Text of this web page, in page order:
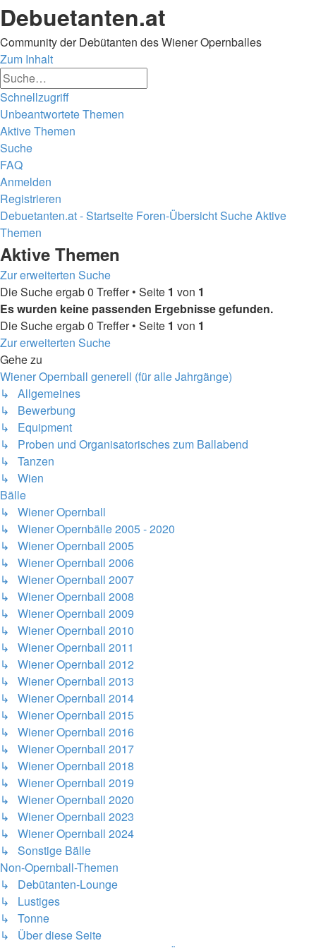
Debuetanten.at
Community der Debütanten des Wiener Opernballes
Zum Inhalt
Schnellzugriff
Unbeantwortete Themen
Aktive Themen
Suche
FAQ
Anmelden
Registrieren
Debuetanten.at - Startseite Foren-ÜbersichtSucheAktive
Themen
Suche
Aktive Themen
Zur erweiterten Suche
Die Suche ergab 0 Treffer • Seite 1 von 1
Es wurden keine passenden Ergebnisse gefunden.
Die Suche ergab 0 Treffer • Seite 1 von 1
Zur erweiterten Suche
Gehe zu
Wiener Opernball generell (für alle Jahrgänge)
↳ Allgemeines
↳ Bewerbung
↳ Equipment
↳ Proben und Organisatorisches zum Ballabend
↳ Tanzen
↳ Wien
Bälle
↳ Wiener Opernball
↳ Wiener Opernbälle 2005 - 2020
↳ Wiener Opernball 2005
↳ Wiener Opernball 2006
↳ Wiener Opernball 2007
↳ Wiener Opernball 2008
↳ Wiener Opernball 2009
↳ Wiener Opernball 2010
↳ Wiener Opernball 2011
↳ Wiener Opernball 2012
↳ Wiener Opernball 2013
↳ Wiener Opernball 2014
↳ Wiener Opernball 2015
↳ Wiener Opernball 2016
↳ Wiener Opernball 2017
↳ Wiener Opernball 2018
↳ Wiener Opernball 2019
↳ Wiener Opernball 2020
↳ Wiener Opernball 2023
↳ Wiener Opernball 2024
↳ Sonstige Bälle
Non-Opernball-Themen
↳ Debütanten-Lounge
↳ Lustiges
↳ Tonne
↳ Über diese Seite